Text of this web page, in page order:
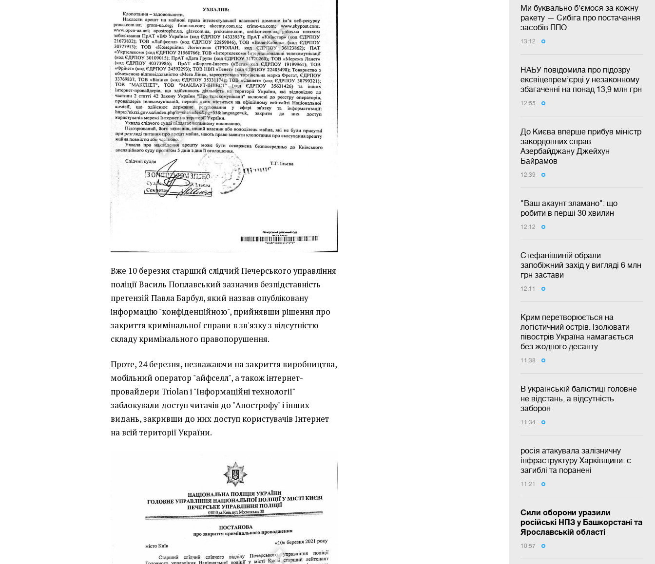
Ми буквально б’ємося за кожну
ракету — Сибіга про постачання
засобів ППО
13:12
НАБУ повідомила про підозру
ексвіцепрем’єрці у незаконному
збагаченні на понад 13,9 млн грн
12:55
До Києва вперше прибув міністр
закордонних справ
Азербайджану Джейхун
Байрамов
12:39
"Ваш акаунт зламано": що
робити в перші 30 хвилин
12:12
Стефанішиній обрали
запобіжний захід у вигляді 6 млн
грн застави
12:11
Крим перетворюється на
логістичний острів. Ізолювати
півострів Україна намагається
без жодного десанту
11:38
В українській балістиці головне
не відстань, а відсутність
заборон
11:34
росія атакувала залізничну
інфраструктуру Харківщини: є
загиблі та поранені
11:21
Сили оборони уразили
російські НПЗ у Башкорстані та
Ярославській області
10:57
Вже 10 березня старший слідчий Печерського управління
поліції Василь Поплавський зазначив безпідставність
претензій Павла Барбул, який назвав опубліковану
інформацію "конфіденційною", прийнявши рішення про
закриття кримінальної справи в зв'язку з відсутністю
складу кримінального правопорушення.
Проте, 24 березня, незважаючи на закриття виробництва,
мобільний оператор "айфселл", а також інтернет-
провайдери Triolan і "Інформаційні технології"
заблокували доступ читачів до "Апострофу" і інших
видань, закривши до них доступ користувачів Інтернет
на всій території України.